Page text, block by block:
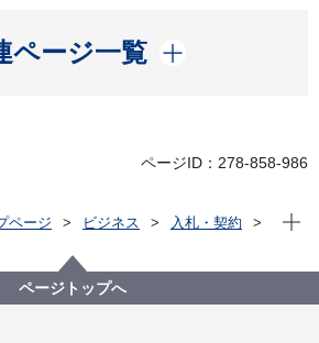
ページ一覧
開く
ページID：278-858-986
ページ ビジネス
入札・契約
表】令和７年度ワークモチベーション調
現在
ページトップへ